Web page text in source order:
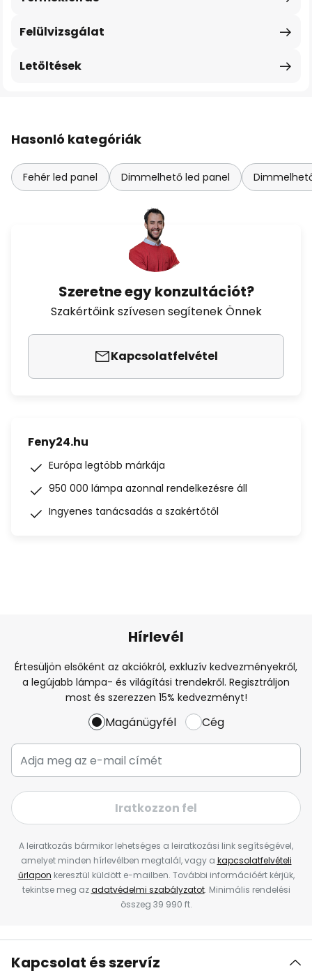
Felülvizsgálat
Letöltések
Hasonló kategóriák
Fehér led panel Dimmelhető led panel
Szeretne egy konzultációt?
Szakértőink szívesen segítenek Önnek
Kapcsolatfelvétel
Feny24.hu
Európa legtöbb márkája
950 000 lámpa azonnal rendelkezésre áll
Ingyenes tanácsadás a szakértőtől
Hírlevél
Értesüljön elsőként az akciókról, exkluzív kedvezményekről,
a legújabb lámpa- és világítási trendekről. Regisztráljon
most és szerezzen 15% kedvezményt!
Magánügyfél Cég
Iratkozzon fel
A leiratkozás bármikor lehetséges a leiratkozási link segítségével,
amelyet minden hírlevélben megtalál, vagy a kapcsolatfelvételi
űrlapon keresztül küldött e-mailben. További információért kérjük,
tekintse meg azadatvédelmi szabályzatot. Minimális rendelési
összeg 39 990 ft.
Kapcsolat és szervíz